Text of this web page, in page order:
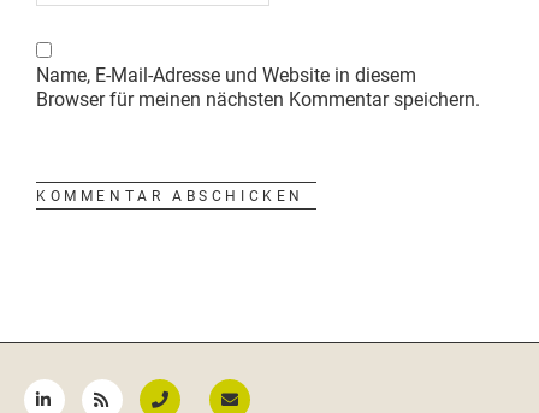
Name, E-Mail-Adresse und Website in diesem
Browser für meinen nächsten Kommentar speichern.